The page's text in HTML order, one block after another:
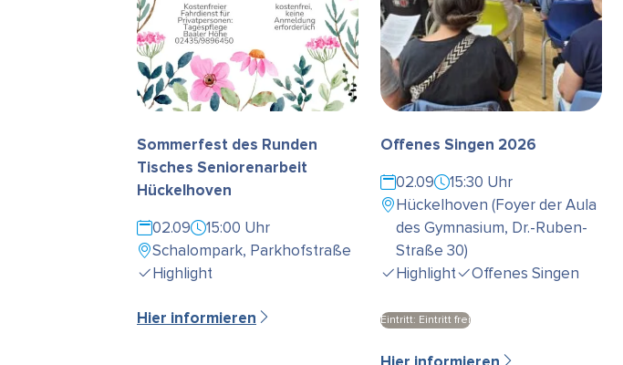
Sommerfest des Runden
Tisches Seniorenarbeit
Hückelhoven
02.09
15:00 Uhr
Schalompark, Parkhofstraße
Highlight
Hier informieren
Offenes Singen 2026
02.09
15:30 Uhr
Hückelhoven (Foyer der Aula
des Gymnasium, Dr.-Ruben-
Straße 30)
Highlight
Offenes Singen
Eintritt: Eintritt frei